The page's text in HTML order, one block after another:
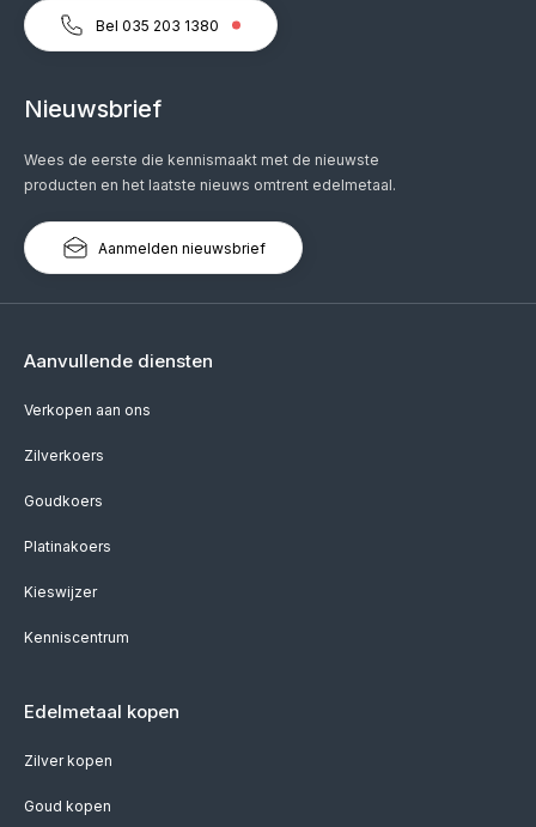
Bel 035 203 1380
Nieuwsbrief
Wees de eerste die kennismaakt met de nieuwste
producten en het laatste nieuws omtrent edelmetaal.
Aanmelden nieuwsbrief
Aanvullende diensten
Verkopen aan ons
Zilverkoers
Goudkoers
Platinakoers
Kieswijzer
Kenniscentrum
Edelmetaal kopen
Zilver kopen
Goud kopen